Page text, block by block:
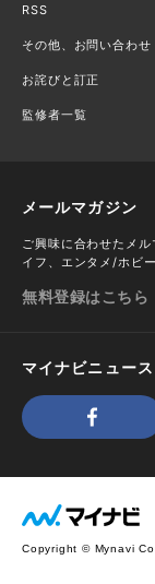
RSS
その他、お問い合わせ
お詫びと訂正
監修者一覧
メールマガジン
ご興味に合わせたメ
イフ、エンタメ/ホビ
無料登録はこちら
マイナビニュー
Copyright © Mynavi